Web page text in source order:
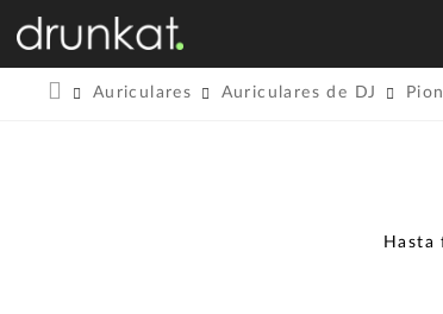
Auriculares Auriculares de DJ
Hasta